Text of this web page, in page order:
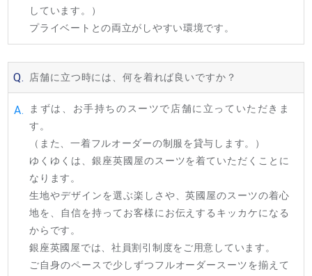
しています。）
プライベートとの両立がしやすい環境です。
Q. 店舗に立つ時には、何を着れば良いですか？
A.
まずは、お手持ちのスーツで店舗に立っていただきま
す。
（また、一着フルオーダーの制服を貸与します。）
ゆくゆくは、銀座英國屋のスーツを着ていただくことに
なります。
生地やデザインを選ぶ楽しさや、英國屋のスーツの着心
地を、自信を持ってお客様にお伝えするキッカケになる
からです。
銀座英國屋では、社員割引制度をご用意しています。
ご自身のペースで少しずつフルオーダースーツを揃えて